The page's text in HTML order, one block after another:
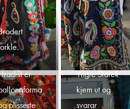
landsbyane
er
plisserte
Yngre Stárek
kjem ut og
svarar